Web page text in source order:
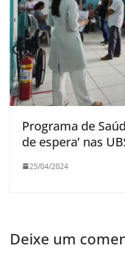
Programa de
de espera’ nas
25/04/2024
Deixe um